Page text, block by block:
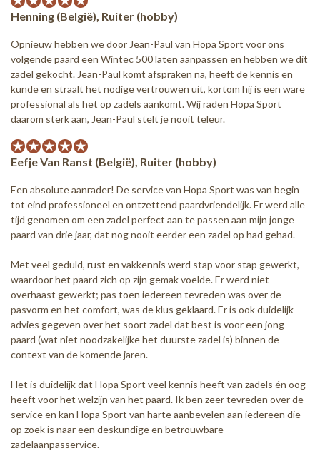
Henning (België), Ruiter (hobby)
Opnieuw hebben we door Jean-Paul van Hopa Sport voor ons
volgende paard een Wintec 500 laten aanpassen en hebben we dit
zadel gekocht. Jean-Paul komt afspraken na, heeft de kennis en
kunde en straalt het nodige vertrouwen uit, kortom hij is een ware
professional als het op zadels aankomt. Wij raden Hopa Sport
daarom sterk aan, Jean-Paul stelt je nooit teleur.
Eefje Van Ranst (België), Ruiter (hobby)
Een absolute aanrader! De service van Hopa Sport was van begin
tot eind professioneel en ontzettend paardvriendelijk. Er werd alle
tijd genomen om een zadel perfect aan te passen aan mijn jonge
paard van drie jaar, dat nog nooit eerder een zadel op had gehad.
Met veel geduld, rust en vakkennis werd stap voor stap gewerkt,
waardoor het paard zich op zijn gemak voelde. Er werd niet
overhaast gewerkt; pas toen iedereen tevreden was over de
pasvorm en het comfort, was de klus geklaard. Er is ook duidelijk
advies gegeven over het soort zadel dat best is voor een jong
paard (wat niet noodzakelijke het duurste zadel is) binnen de
context van de komende jaren.
Het is duidelijk dat Hopa Sport veel kennis heeft van zadels én oog
heeft voor het welzijn van het paard. Ik ben zeer tevreden over de
service en kan Hopa Sport van harte aanbevelen aan iedereen die
op zoek is naar een deskundige en betrouwbare
zadelaanpasservice.